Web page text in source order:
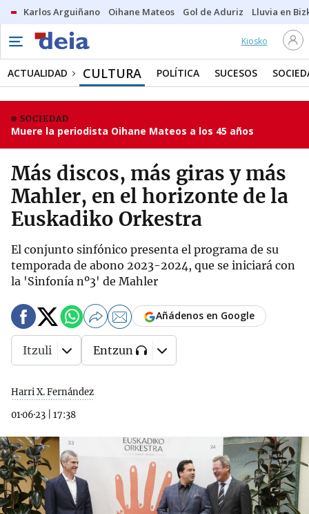
Karlos Arguiñano Oihane Mateos Gol de Aduriz Lluvia en
Kiosko
ACTUALIDAD CULTURA POLÍTICA SUCESOS
SOCIEDAD
Muere la periodista Oihane Mateos a los 45 años
Más discos, más giras y más
Mahler, en el horizonte de la
Euskadiko Orkestra
El conjunto sinfónico presenta el programa de su
temporada de abono 2023-2024, que se iniciará con
la 'Sinfonía nº3' de Mahler
Harri X. Fernández
01·06·23
17:38
Añádenos en Google
Itzuli Entzun